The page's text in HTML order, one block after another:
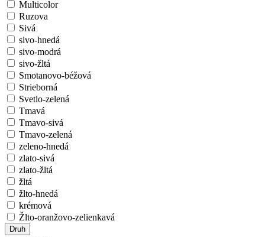
Multicolor
Ruzova
Sivá
sivo-hnedá
sivo-modrá
sivo-žltá
Smotanovo-béžová
Strieborná
Svetlo-zelená
Tmavá
Tmavo-sivá
Tmavo-zelená
zeleno-hnedá
zlato-sivá
zlato-žltá
žltá
žlto-hnedá
krémová
Žlto-oranžovo-zelienkavá
Druh